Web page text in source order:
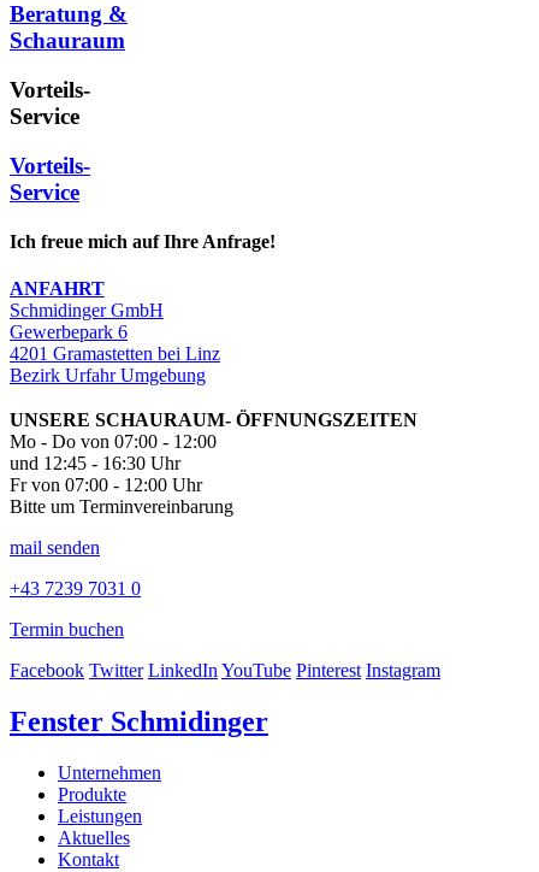
Beratung &
Schauraum
Vorteils-
Service
Vorteils-
Service
Ich freue mich auf Ihre Anfrage!
ANFAHRT
Schmidinger GmbH
Gewerbepark 6
4201 Gramastetten bei Linz
Bezirk Urfahr Umgebung
UNSERE SCHAURAUM- ÖFFNUNGSZEITEN
Mo - Do von 07:00 - 12:00
und 12:45 - 16:30 Uhr
Fr von 07:00 - 12:00 Uhr
Bitte um Terminvereinbarung
mail senden
+43 7239 7031 0
Termin buchen
Facebook Twitter LinkedInYouTube Pinterest Instagram
Fenster Schmidinger
Unternehmen
Produkte
Leistungen
Aktuelles
Kontakt